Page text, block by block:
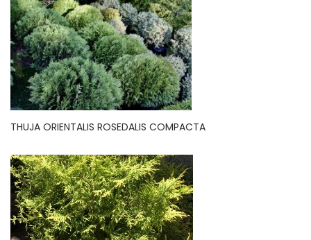
THUJA ORIENTALIS ROSEDALIS COMPACTA